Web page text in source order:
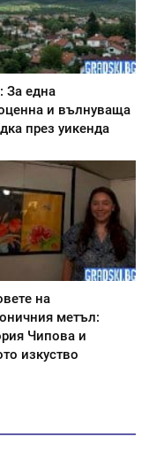
За една
и вълнуваща
през уикенда
на
метъл:
Чипова и
изкуство